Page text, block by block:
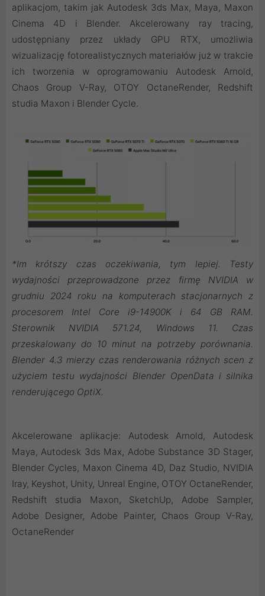
aplikacjom, takim jak Autodesk 3ds Max, Maya, Maxon
Cinema 4D i Blender. Akcelerowany ray tracing,
udostępniany przez układy GPU RTX, umożliwia
wizualizację fotorealistycznych materiałów już w trakcie
ich tworzenia w oprogramowaniu Autodesk Arnold,
Chaos Group V-Ray, OTOY OctaneRender, Redshift
studia Maxon i Blender Cycle.
*Im krótszy czas oczekiwania, tym lepiej. Testy
wydajności przeprowadzone przez firmę NVIDIA w
grudniu 2024 roku na komputerach stacjonarnych z
procesorem Intel Core i9-14900K i 64 GB RAM.
Sterownik NVIDIA 571.24, Windows 11. Czas
przeskalowany do 10 minut na potrzeby porównania.
Blender 4.3 mierzy czas renderowania różnych scen z
użyciem testu wydajności Blender OpenData i silnika
renderującego OptiX.
Akcelerowane aplikacje: Autodesk Arnold, Autodesk
Maya, Autodesk 3ds Max, Adobe Substance 3D Stager,
Blender Cycles, Maxon Cinema 4D, Daz Studio, NVIDIA
Iray, Keyshot, Unity, Unreal Engine, OTOY OctaneRender,
Redshift studia Maxon, SketchUp, Adobe Sampler,
Adobe Designer, Adobe Painter, Chaos Group V-Ray,
OctaneRender